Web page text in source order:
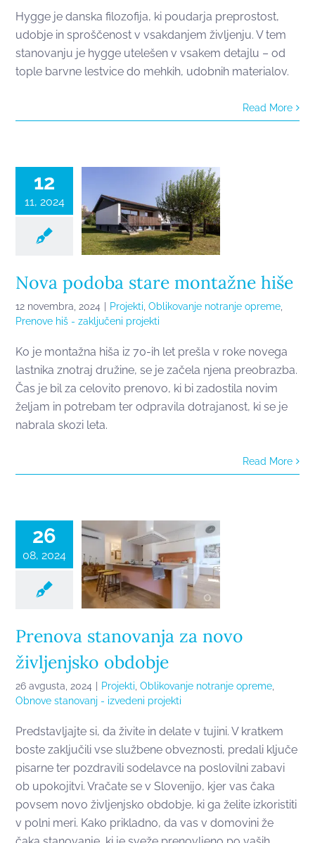
Hygge je danska filozofija, ki poudarja preprostost,
udobje in sproščenost v vsakdanjem življenju. V tem
stanovanju je hygge utelešen v vsakem detajlu – od
tople barvne lestvice do mehkih, udobnih materialov.
Read More
12
11, 2024
hiše
Nova podoba stare montažne hiše
12 novembra, 2024 Projekti,Oblikovanje notranje opreme,
Prenove hiš - zaključeni projekti
Ko je montažna hiša iz 70-ih let prešla v roke novega
lastnika znotraj družine, se je začela njena preobrazba.
Čas je bil za celovito prenovo, ki bi zadostila novim
željam in potrebam ter odpravila dotrajanost, ki se je
nabrala skozi leta.
Read More
26
08, 2024
stanovanja za
življenjsko
obdobje
Prenova stanovanja za novo
življenjsko obdobje
26 avgusta, 2024 Projekti,Oblikovanje notranje opreme,
Obnove stanovanj - izvedeni projekti
Predstavljajte si, da živite in delate v tujini. V kratkem
boste zaključili vse službene obveznosti, predali ključe
pisarne ter pozdravili sodelavce na poslovilni zabavi
ob upokojitvi. Vračate se v Slovenijo, kjer vas čaka
povsem novo življenjsko obdobje, ki ga želite izkoristiti
v polni meri. Kako prikladno, da vas v domovini že